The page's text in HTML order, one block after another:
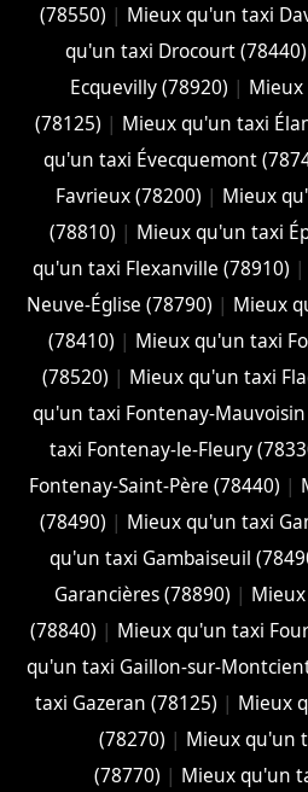
(78550) | Mieux qu'un taxi
qu'un taxi Drocourt (78440)
Ecquevilly (78920) | Mieux
(78125) | Mieux qu'un taxi
qu'un taxi Évecquemont
Favrieux (78200) | Mieux
(78810) | Mieux qu'un taxi
qu'un taxi Flexanville (78910) |
Neuve-Église (78790) | Mieux
(78410) | Mieux qu'un taxi
(78520) | Mieux qu'un taxi
qu'un taxi Fontenay-Mauvoisin
taxi Fontenay-le-Fleury
Fontenay-Saint-Père (78440) |
(78490) | Mieux qu'un taxi
qu'un taxi Gambaiseuil
Garancières (78890) |
(78840) | Mieux qu'un taxi
qu'un taxi Gaillon-sur-
taxi Gazeran (78125) | Mieux
(78270) | Mieux qu'un
(78770) | Mieux qu'un